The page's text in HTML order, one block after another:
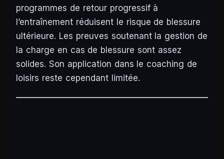
programmes de retour progressif à
l’entraînement réduisent le risque de blessure
ultérieure. Les preuves soutenant la gestion de
la charge en cas de blessure sont assez
solides. Son application dans le coaching de
loisirs reste cependant limitée.